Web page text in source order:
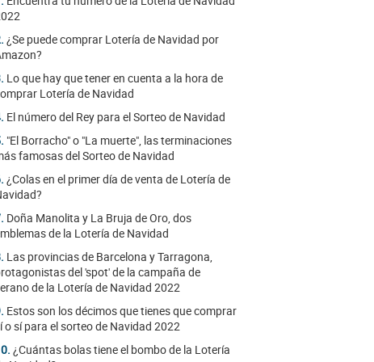
¿Se puede comprar Lotería de Navidad por
Lo que hay que tener en cuenta a la hora de
Lotería de Navidad
El número del Rey para el Sorteo de Navidad
"El Borracho" o "La muerte", las terminaciones
famosas del Sorteo de Navidad
¿Colas en el primer día de venta de Lotería de
Doña Manolita y La Bruja de Oro, dos
de la Lotería de Navidad
Las provincias de Barcelona y Tarragona,
del 'spot' de la campaña de
de la Lotería de Navidad 2022
Estos son los décimos que tienes que comprar
o sí para el sorteo de Navidad 2022
¿Cuántas bolas tiene el bombo de la Lotería